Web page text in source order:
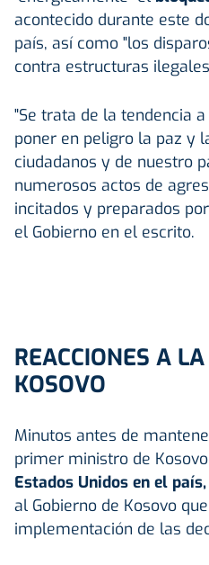
acontecido durante este
país, así como "los
contra estructuras
"Se trata de la tendencia
poner en peligro la paz y
ciudadanos y de nuestro
numerosos actos de
incitados y preparados
el Gobierno en el escrito.
REACCIONES A
KOSOVO
Minutos antes de
primer ministro de
Estados Unidos en el
al Gobierno de Kosovo
implementación de las